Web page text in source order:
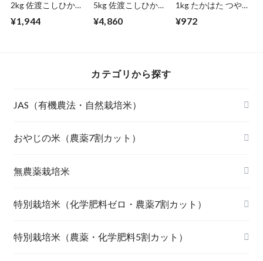
2kg 佐渡こしひかり
¥1,944
5kg 佐渡こしひかり
¥4,860
1kg たかはた つや
¥972
カテゴリから探す
JAS（有機農法・自然栽培米）
山形東置賜 つや姫（有機栽培米）
山形庄内 ミルキークィーン（有機栽培米）
北海道産 おぼろづき（自然栽培米）
北海道産 ななつぼし（自然栽培米）
おやじの米（農薬7割カット）
おやじの米 山形鶴岡産 雪若丸
【完売】おやじの米 山形鶴岡産ササニシキ
おやじの米 山形鶴岡産つや姫
無農薬栽培米
宮崎県産 太陽米ミルキークィーン
【完売】島根奥出雲産 櫛名田姫米こしひかり
特別栽培米（化学肥料ゼロ・農薬7割カット）
風さやか（長野）
特別栽培米（農薬・化学肥料5割カット）